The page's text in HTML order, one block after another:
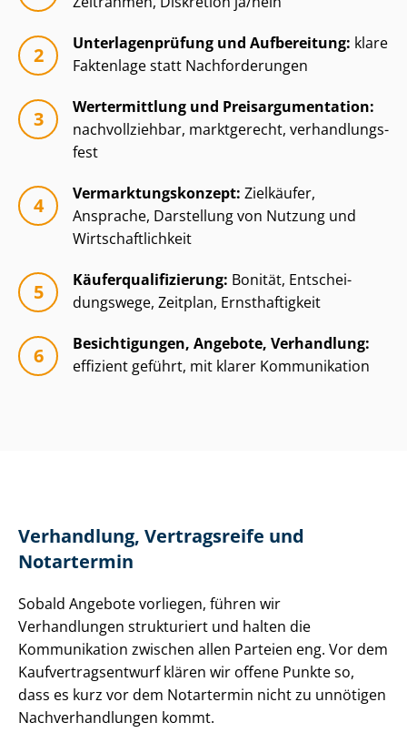
Un­ter­la­gen­prü­fung und Aufbereitung: klare
Faktenlage statt Nachforderungen
Wertermittlung und Preisar­gu­men­ta­ti­on:
nachvollziehbar, marktgerecht, ver­hand­lungs­
fest
Ver­mark­tungs­kon­zept: Zielkäufer,
Ansprache, Darstellung von Nutzung und
Wirt­schaft­lich­keit
Käu­fer­qua­li­fi­zie­rung: Bonität, Ent­schei­
dungs­we­ge, Zeitplan, Ernsthaftigkeit
Besichtigungen, Angebote, Verhandlung:
effizient geführt, mit klarer Kommunikation
Verhandlung, Vertragsreife und
Notartermin
Sobald Angebote vorliegen, führen wir
Verhandlungen strukturiert und halten die
Kommunikation zwischen allen Parteien eng. Vor dem
Kauf­ver­trags­ent­wurf klären wir offene Punkte so,
dass es kurz vor dem Notartermin nicht zu unnötigen
Nach­ver­hand­lun­gen kommt.